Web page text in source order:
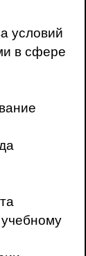
условий
в сфере